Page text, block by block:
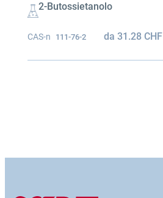
2-Butossietanolo
CAS-n 111-76-2 da31.28CHF